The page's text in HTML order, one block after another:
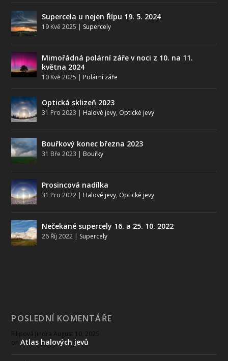
Supercela u nejen Řípu 19. 5. 2024
19 Kvě 2025 | Supercely
Mimořádná polární záře v noci z 10. na 11.
května 2024
10 Kvě 2025 | Polární záře
Optická sklizeň 2023
31 Pro 2023 | Halové jevy, Optické jevy
Bouřkový konec března 2023
31 Bře 2023 | Bouřky
Prosincová nadílka
31 Pro 2022 | Halové jevy, Optické jevy
Nečekané supercely 16. a 25. 10. 2022
26 Říj 2022 | Supercely
POSLEDNÍ KOMENTÁŘE
Filipová Jindra August 10, 2025
onAtlas halových jevů